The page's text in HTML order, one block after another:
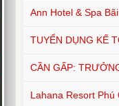
Ann Hotel & Spa
TUYỂN DỤNG KẾ
CẦN GẤP:
Lahana Resort